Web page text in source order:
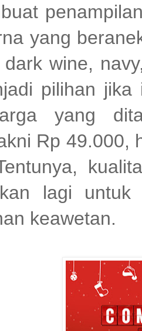
yang
wine,
pilihan
yang
Rp 49.000,
lagi
keawetan.